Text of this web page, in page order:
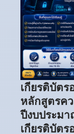
เกียรติบัต
หลักสูตรค
ปีงบประม
เกียรติบัต